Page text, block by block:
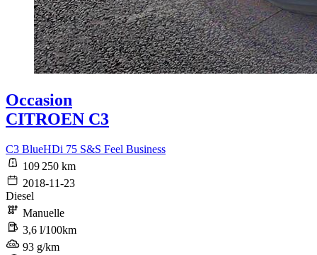
Occasion
CITROEN C3
C3 BlueHDi 75 S&S Feel Business
109 250 km
2018-11-23
Diesel
Manuelle
3,6 l/100km
93 g/km